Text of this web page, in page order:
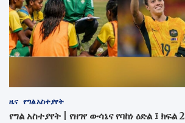
ዜና የግል አስተያየት
የግል አስተያየት | የዘገየ ውሳኔና የባከነ ዕድል ፤ ክፍል 2